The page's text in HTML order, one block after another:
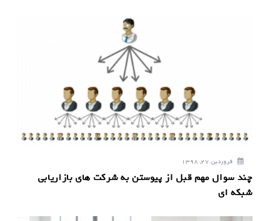
فروردین 27, 1398
چند سوال مهم قبل از پیوستن به شرکت های بازاریابی
شبکه ای